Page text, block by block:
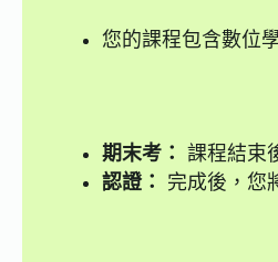
您的課程包含數位
期末考： 課程結束
認證：
完成後，您